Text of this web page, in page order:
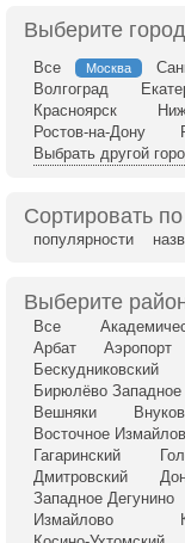
Выберите город
Все Москва
Волгоград
Красноярск
Ростов-на-Дону
Выбрать другой
Сортировать по
популярности
Выберите
Все
Арбат
Аэропорт
Бескудниковский
Бирюлёво Западное
Вешняки
Восточное
Гагаринский
Дмитровский
Западное Дегунино
Измайлово